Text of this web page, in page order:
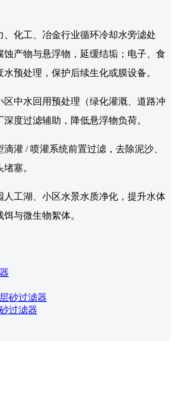
、化工、冶金行业循环冷却水旁滤处
蚀产物与悬浮物，延缓结垢；电子、食
预处理，保护后续生化或膜设备。
区中水回用预处理（绿化灌溉、道路冲
度过滤辅助，降低悬浮物负荷。
灌 / 喷灌系统前置过滤，去除泥沙、
塞。
人工湖、小区水景水质净化，提升水体
与微生物絮体。
过滤器